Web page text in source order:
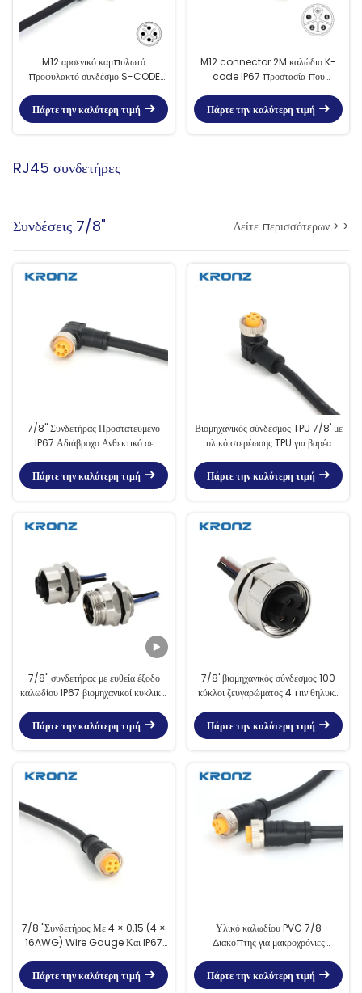
M12 αρσενικό καμπυλωτό
προφυλακτό συνδέσμο S-CODE
αυτοματοποιημένους αισθητήρες
Πάρτε την καλύτερη τιμή
M12 connector 2M καλώδιο K-
code IP67 προστασία που
αυτοματισμό
Πάρτε την καλύτερη τιμή
RJ45 συνδετήρες
Συνδέσεις 7/8" Δείτε περισσότερων > >
7/8" Συνδετήρας Προστατευμένο
IP67 Αδιάβροχο Ανθεκτικό σε
Πάρτε την καλύτερη τιμή
Βιομηχανικός σύνδεσμος TPU 7/8' με
υλικό στερέωσης TPU για βαρέα
Πάρτε την καλύτερη τιμή
7/8" συνδετήρας με ευθεία έξοδο
καλωδίου IP67 βιομηχανικοί κυκλικοί
Πάρτε την καλύτερη τιμή
7/8' βιομηχανικός σύνδεσμος 100
κύκλοι ζευγαρώματος 4 πιν θηλυκό
Πάρτε την καλύτερη τιμή
7/8 "Συνδετήρας Με 4 × 0,15 (4 ×
16AWG) Wire Gauge Και IP67
Πάρτε την καλύτερη τιμή
Υλικό καλωδίου PVC 7/8
∆ιακόπτης για μακροχρόνιες
Πάρτε την καλύτερη τιμή